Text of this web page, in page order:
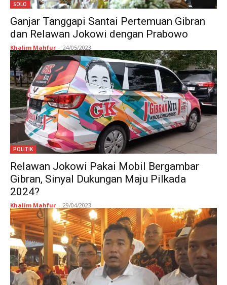
SOLO
Ganjar Tanggapi Santai Pertemuan Gibran
dan Relawan Jokowi dengan Prabowo
Khalim Mahfur - 24/05/2023
POLITIK
Relawan Jokowi Pakai Mobil Bergambar
Gibran, Sinyal Dukungan Maju Pilkada
2024?
Khalim Mahfur - 29/04/2023